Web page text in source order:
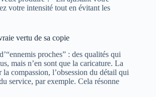
votre intensité tout en évitant les
vertu de sa copie
proches” : des qualités qui
mais n’en sont que la caricature. La
compassion, l’obsession du détail qui
service, par exemple. Cela résonne